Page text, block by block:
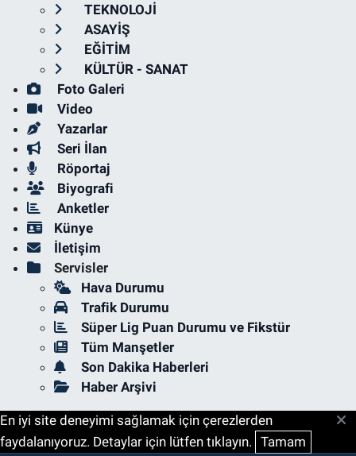
TEKNOLOJİ
ASAYİŞ
EĞİTİM
KÜLTÜR - SANAT
Foto Galeri
Video
Yazarlar
Seri İlan
Röportaj
Biyografi
Anketler
Künye
İletişim
Servisler
Hava Durumu
Trafik Durumu
Süper Lig Puan Durumu ve Fikstür
Tüm Manşetler
Son Dakika Haberleri
Haber Arşivi
En iyi site deneyimi sağlamak için çerezlerden
faydalanıyoruz. Detaylar için lütfen tıklayın. Tamam